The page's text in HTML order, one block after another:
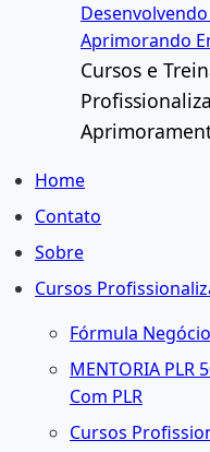
Aprimorando
Cursos e
Home
Contato
Sobre
Cursos
Fórmula
MENTORIA
Com PLR
Cursos